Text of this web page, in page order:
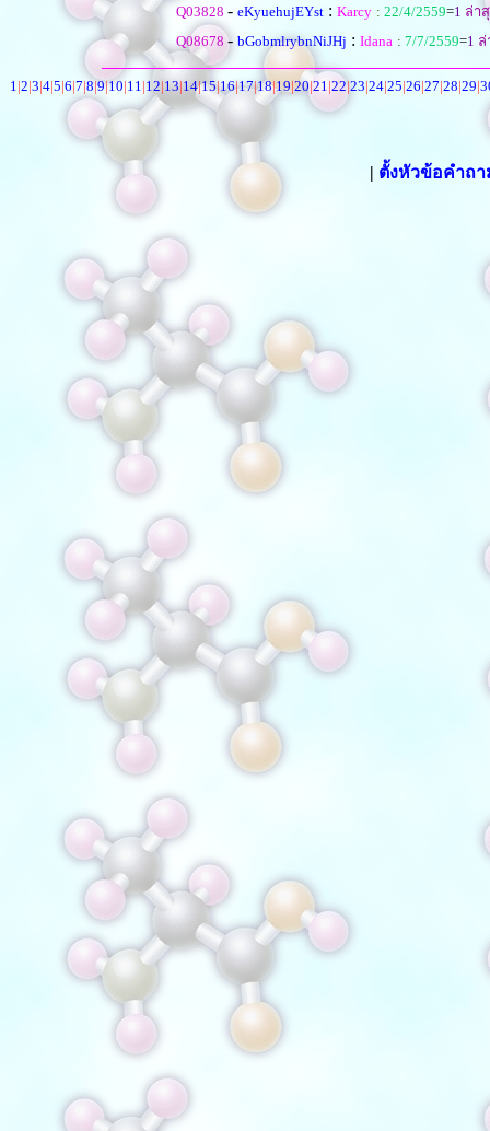
Q03828 - eKyuehujEYst : Karcy : 22/4/2559=1 ล่า
Q08678 - bGobmlrybnNiJHj : Idana : 7/7/2559=1 ล่
1|2|3|4|5|6|7|8|9|10|11|12|13|14|15|16|17|18|19|20|21|22|23|24|25|26|27|28|29|
| ตั้งหัวข้อคำถ